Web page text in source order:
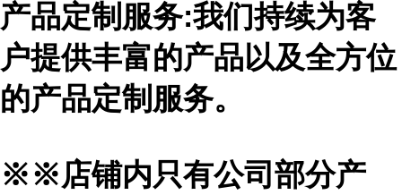
产品定制服务:我们持续为客
户提供丰富的产品以及全方位
的产品定制服务。
※※店铺内只有公司部分产